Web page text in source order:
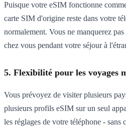
Puisque votre eSIM fonctionne
carte SIM d'origine reste dans votre
normalement. Vous ne manquerez
chez vous pendant votre séjour à
5. Flexibilité pour les voyages
Vous prévoyez de visiter plusieurs
plusieurs profils eSIM sur un seul
les réglages de votre téléphone - sans